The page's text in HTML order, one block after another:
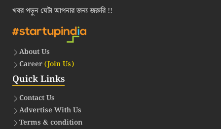
খবর পড়ুন যেটা আপনার জন্য জরুরি !!
About Us
Career(Join Us)
Quick Links
Contact Us
Advertise With Us
Terms & condition